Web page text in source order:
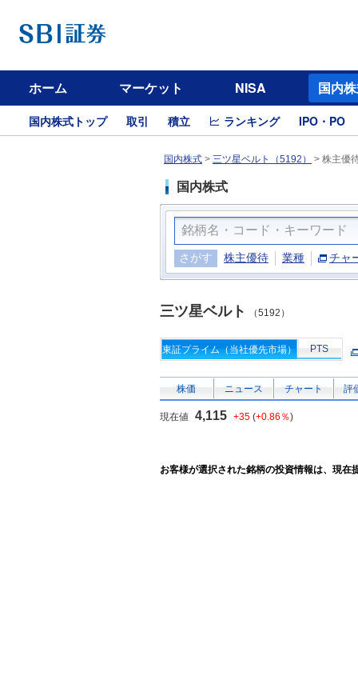
ホーム マーケット NISA 国内
国内株式トップ 取引 積立 ランキング IPO・PO
国内株式 > 三ツ星ベルト（5192） > 株主優
国内株式
さがす 株主優待 業種 チャ
三ツ星ベルト （5192）
東証プライム（当社優先市場） PTS
株価 ニュース チャート 評
現在値 4,115 +35 (+0.86％)
お客様が選択された銘柄の投資情報は、現在